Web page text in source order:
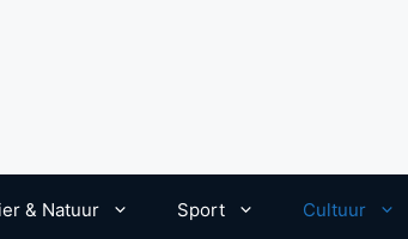
& Natuur Sport Cultuur